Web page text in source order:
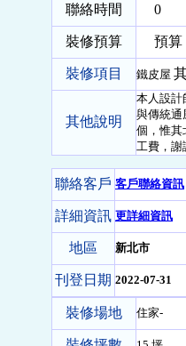
聯絡時間 0
裝修預算 預算
裝修項目 鐵皮屋
其他說明
本人設計
與傳統通
個，惟其
工費，謝
聯絡客戶 客戶聯絡資訊
詳細資訊 更詳細資訊
地區 新北市
刊登日期 2022-07-31
裝修場地 住家-